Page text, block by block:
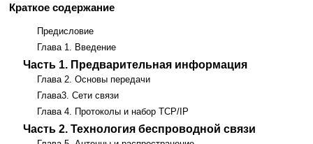
Краткое содержание
Предисловие
Глава 1. Введение
Часть 1. Предварительная информация
Глава 2. Основы передачи
Глава3. Сети связи
Глава 4. Протоколы и набор TCP/IP
Часть 2. Технология беспроводной связи